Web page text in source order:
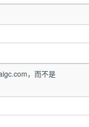
，而不是